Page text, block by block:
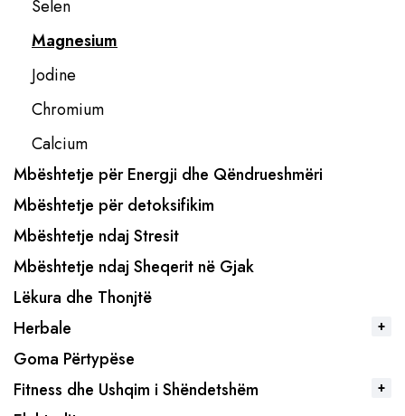
Selen
Magnesium
Jodine
Chromium
Calcium
Mbështetje për Energji dhe Qëndrueshmëri
Mbështetje për detoksifikim
Mbështetje ndaj Stresit
Mbështetje ndaj Sheqerit në Gjak
Lëkura dhe Thonjtë
Herbale
Goma Përtypëse
Fitness dhe Ushqim i Shëndetshëm